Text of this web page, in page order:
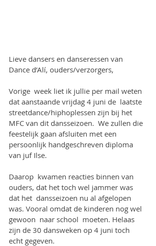
Lieve dansers en danseressen van
Dance d’Alí, ouders/verzorgers,
Vorige  week liet ik jullie per mail weten
dat aanstaande vrijdag 4 juni de  laatste
streetdance/hiphoplessen zijn bij het
MFC van dit dansseizoen.  We zullen die
feestelijk gaan afsluiten met een
persoonlijk handgeschreven diploma
van juf Ilse.
Daarop  kwamen reacties binnen van
ouders, dat het toch wel jammer was
dat het  dansseizoen nu al afgelopen
was. Vooral omdat de kinderen nog wel
gewoon  naar school  moeten. Helaas
zijn de 30 dansweken op 4 juni toch
echt gegeven.